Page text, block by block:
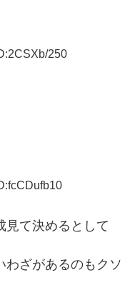
250
見て決めるとして
わざがあるのもクソ